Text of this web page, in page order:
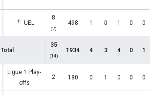
UEL
8
(2)
498 1 0 1 0 0
Total
35
(14)
1934 4 3 4 0 1
Ligue 1 Play-
offs
2 180 0 1 0 0 0